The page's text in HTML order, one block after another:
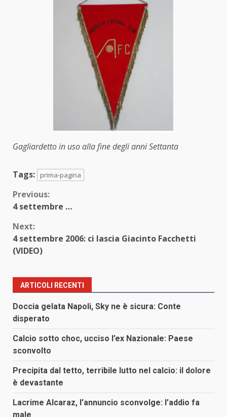
Gagliardetto in uso alla fine degli anni Settanta
Tags: prima-pagina
Continue
Previous:
4 settembre …
Next:
4 settembre 2006: ci lascia Giacinto Facchetti
(VIDEO)
ARTICOLI RECENTI
Doccia gelata Napoli, Sky ne è sicura: Conte
disperato
Calcio sotto choc, ucciso l’ex Nazionale: Paese
sconvolto
Precipita dal tetto, terribile lutto nel calcio: il dolore
è devastante
Lacrime Alcaraz, l’annuncio sconvolge: l’addio fa
male